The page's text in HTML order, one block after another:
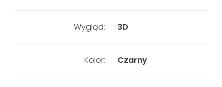
Wygląd: 3D
Kolor: Czarny